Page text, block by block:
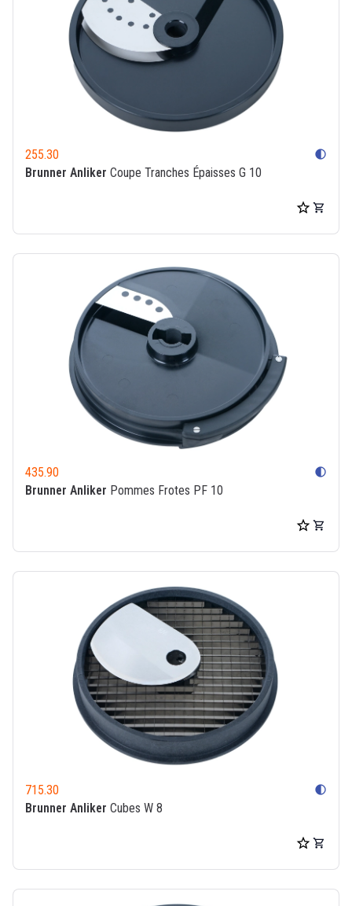
255.30 contrast
Brunner Anliker Coupe Tranches Épaisses G 10
435.90 contrast
Brunner Anliker Pommes Frotes PF 10
715.30 contrast
Brunner Anliker Cubes W 8